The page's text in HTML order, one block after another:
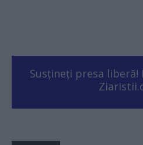
Susțineți presa